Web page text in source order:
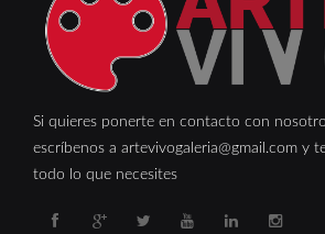
Si quieres ponerte en contacto con
escríbenos a artevivogaleria@gmail.com y
todo lo que necesites